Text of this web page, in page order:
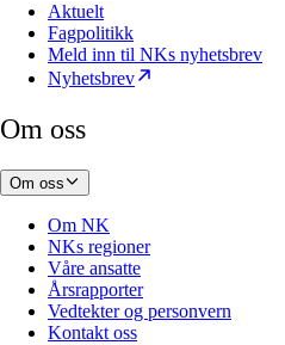
Aktuelt
Fagpolitikk
Meld inn til NKs nyhetsbrev
Nyhetsbrev
Om oss
Om oss
Om NK
NKs regioner
Våre ansatte
Årsrapporter
Vedtekter og personvern
Kontakt oss